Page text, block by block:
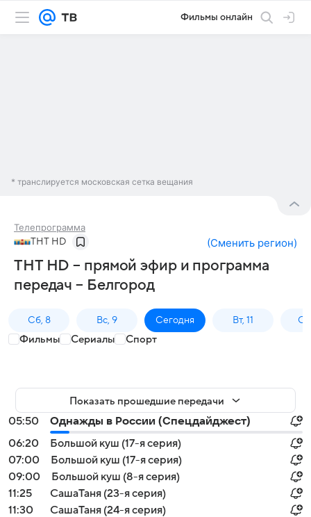
Фильмы онлайн
* транслируется московская сетка вещания
Телепрограмма
ТНТ HD (Сменить регион)
ТНТ HD – прямой эфир и программа
передач – Белгород
Сб, 8 Вс, 9 Сегодня Вт, 11
Фильмы Сериалы Спорт
Показать прошедшие передачи
05:50
Однажды в России (Спецдайджест)
06:20
Большой куш (17-я серия)
07:00
Большой куш (17-я серия)
09:00
Большой куш (8-я серия)
11:25
СашаТаня (23-я серия)
11:30
СашаТаня (24-я серия)